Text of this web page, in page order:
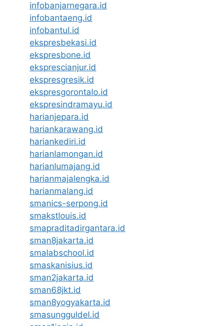
infobanjarnegara.id
infobantaeng.id
infobantul.id
ekspresbekasi.id
ekspresbone.id
eksprescianjur.id
ekspresgresik.id
ekspresgorontalo.id
ekspresindramayu.id
harianjepara.id
hariankarawang.id
hariankediri.id
harianlamongan.id
harianlumajang.id
harianmajalengka.id
harianmalang.id
smanics-serpong.id
smakstlouis.id
smapraditadirgantara.id
sman8jakarta.id
smalabschool.id
smaskanisius.id
sman2jakarta.id
sman68jkt.id
sman8yogyakarta.id
smasungguldel.id